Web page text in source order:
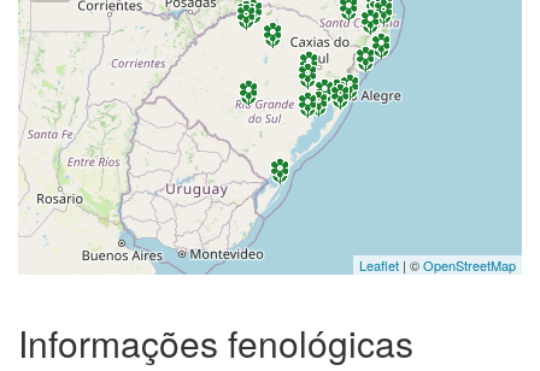
Leaflet | ©OpenStreetMap
Informações fenológicas